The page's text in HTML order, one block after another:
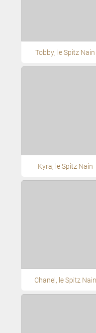
Tobby, le Spitz Nain
Kyra, le Spitz Nain
Chanel, le Spitz Nain